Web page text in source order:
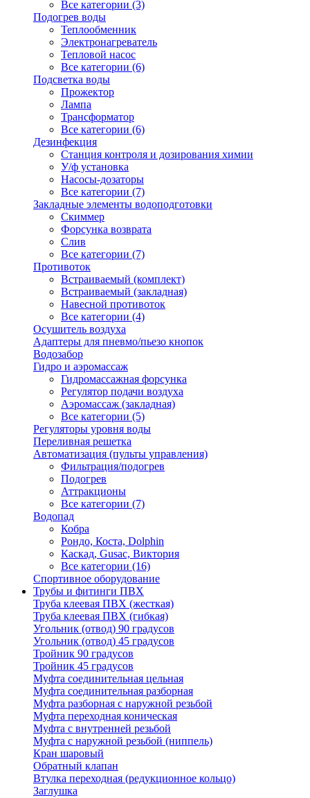
Все категории (3)
Подогрев воды
Теплообменник
Электронагреватель
Тепловой насос
Все категории (6)
Подсветка воды
Прожектор
Лампа
Трансформатор
Все категории (6)
Дезинфекция
Станция контроля и дозирования химии
У/ф установка
Насосы-дозаторы
Все категории (7)
Закладные элементы водоподготовки
Скиммер
Форсунка возврата
Слив
Все категории (7)
Противоток
Встраиваемый (комплект)
Встраиваемый (закладная)
Навесной противоток
Все категории (4)
Осушитель воздуха
Адаптеры для пневмо/пьезо кнопок
Водозабор
Гидро и аэромассаж
Гидромассажная форсунка
Регулятор подачи воздуха
Аэромассаж (закладная)
Все категории (5)
Регуляторы уровня воды
Переливная решетка
Автоматизация (пульты управления)
Фильтрация/подогрев
Подогрев
Аттракционы
Все категории (7)
Водопад
Кобра
Рондо, Коста, Dolphin
Каскад, Gusac, Виктория
Все категории (16)
Спортивное оборудование
Трубы и фитинги ПВХ
Труба клеевая ПВХ (жесткая)
Труба клеевая ПВХ (гибкая)
Угольник (отвод) 90 градусов
Угольник (отвод) 45 градусов
Тройник 90 градусов
Тройник 45 градусов
Муфта соединительная цельная
Муфта соединительная разборная
Муфта разборная с наружной резьбой
Муфта переходная коническая
Муфта с внутренней резьбой
Муфта с наружной резьбой (ниппель)
Кран шаровый
Обратный клапан
Втулка переходная (редукционное кольцо)
Заглушка